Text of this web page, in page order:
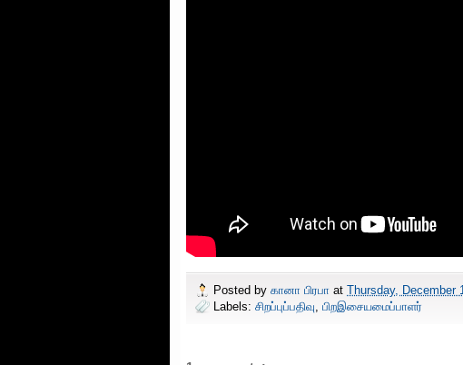
Posted by கானா பிரபா at Thursday, December
Labels: சிறப்புப்பதிவு பிறஇசையமைப்பாளர்